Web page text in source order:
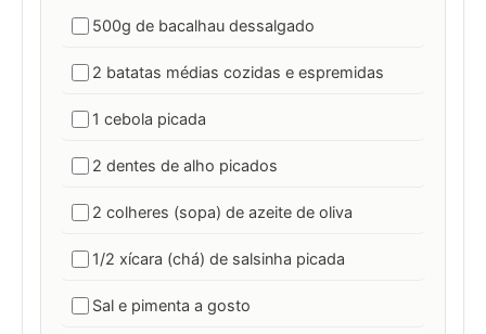
500g de bacalhau dessalgado
2 batatas médias cozidas e espremidas
1 cebola picada
2 dentes de alho picados
2 colheres (sopa) de azeite de oliva
1/2 xícara (chá) de salsinha picada
Sal e pimenta a gosto